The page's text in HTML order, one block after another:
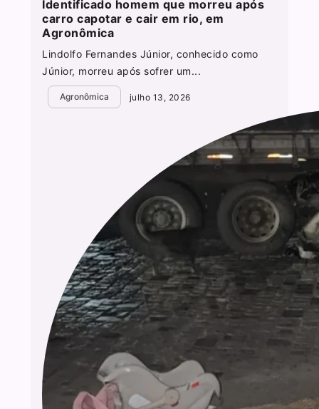
Identificado homem que morreu após
carro capotar e cair em rio, em
Agronômica
Lindolfo Fernandes Júnior, conhecido como
Júnior, morreu após sofrer um...
Agronômica julho 13, 2026